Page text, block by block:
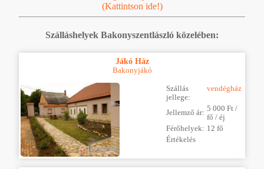
(Kattintson ide!)
Szálláshelyek Bakonyszentlászló közelében:
Jákó Ház
Bakonyjákó
Szállás
jellege:
vendégház
Jellemző ár: 5 000 Ft /
fő / éj
Férőhelyek: 12 fő
Értékelés